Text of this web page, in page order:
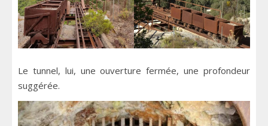
Le tunnel, lui, une ouverture fermée, une profondeur
suggérée.